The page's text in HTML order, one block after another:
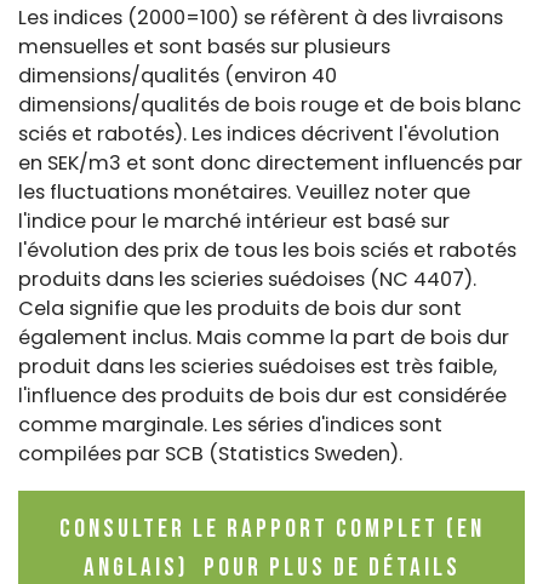
Les indices (2000=100) se réfèrent à des livraisons
mensuelles et sont basés sur plusieurs
dimensions/qualités (environ 40
dimensions/qualités de bois rouge et de bois blanc
sciés et rabotés). Les indices décrivent l'évolution
en SEK/m3 et sont donc directement influencés par
les fluctuations monétaires. Veuillez noter que
l'indice pour le marché intérieur est basé sur
l'évolution des prix de tous les bois sciés et rabotés
produits dans les scieries suédoises (NC 4407).
Cela signifie que les produits de bois dur sont
également inclus. Mais comme la part de bois dur
produit dans les scieries suédoises est très faible,
l'influence des produits de bois dur est considérée
comme marginale. Les séries d'indices sont
compilées par SCB (Statistics Sweden).
Consulter le rapport complet (en
anglais) pour plus de détails